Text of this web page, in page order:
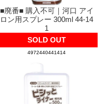
■廃番■ 購入不可｜河口 アイ
ロン用スプレー 300ml 44-14
1
SOLD OUT
4972440441414